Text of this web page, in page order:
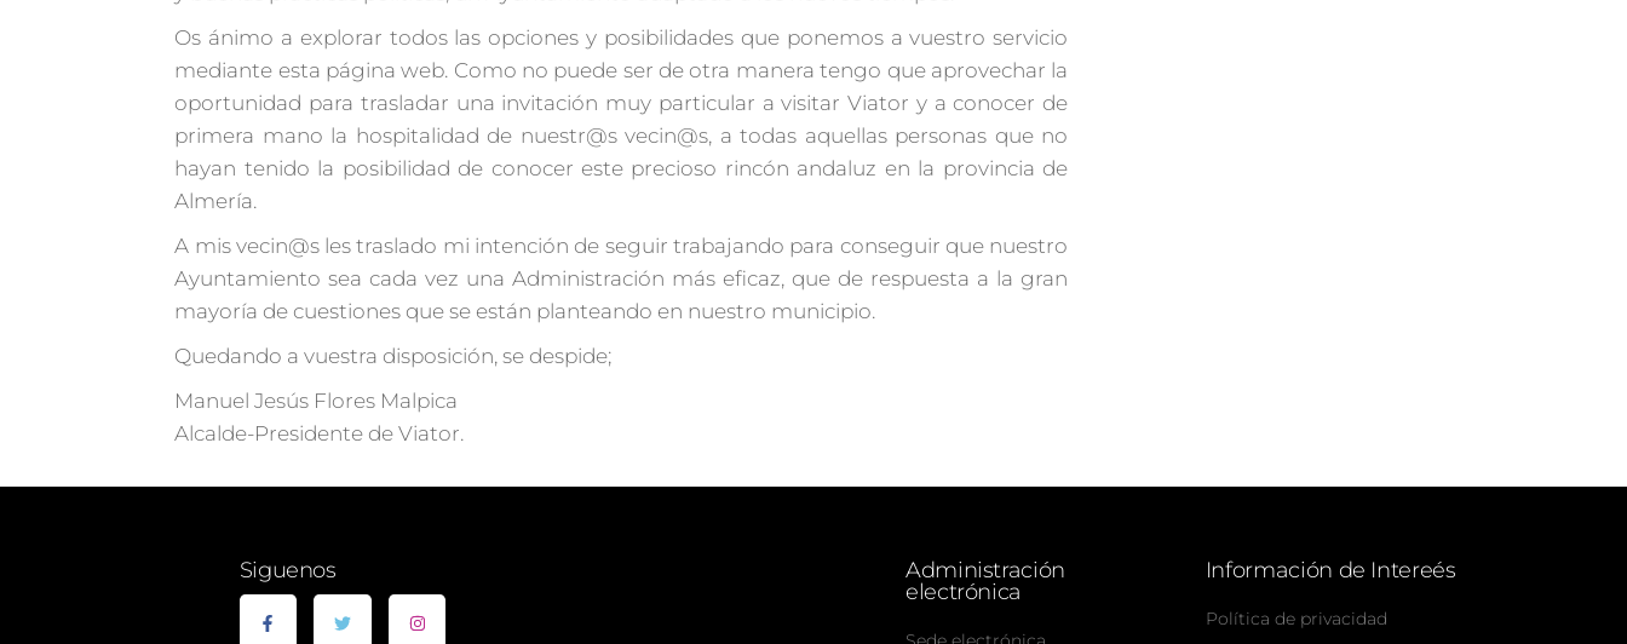
Os ánimo a explorar todos las opciones y posibilidades que ponemos a vuestro servicio
mediante esta página web. Como no puede ser de otra manera tengo que aprovechar la
oportunidad para trasladar una invitación muy particular a visitar Viator y a conocer de
primera mano la hospitalidad de nuestr@s vecin@s, a todas aquellas personas que no
hayan tenido la posibilidad de conocer este precioso rincón andaluz en la provincia de
Almería.
A mis vecin@s les traslado mi intención de seguir trabajando para conseguir que nuestro
Ayuntamiento sea cada vez una Administración más eficaz, que de respuesta a la gran
mayoría de cuestiones que se están planteando en nuestro municipio.
Quedando a vuestra disposición, se despide;
Manuel Jesús Flores Malpica
Alcalde-Presidente de Viator.
Siguenos
Administración
electrónica
Información de Intereés
Política de privacidad